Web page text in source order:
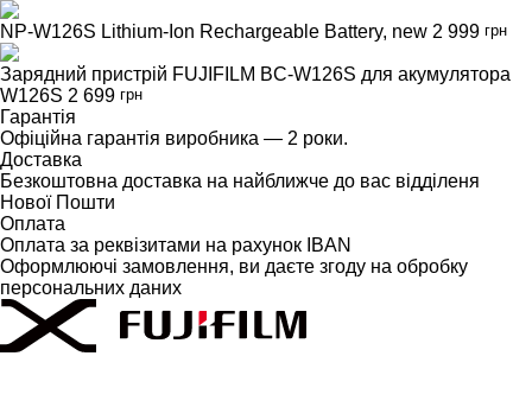
NP-W126S Lithium-Ion Rechargeable Battery, new 2 999 грн
Зарядний пристрій FUJIFILM BC-W126S для акумулятора
W126S 2 699 грн
Гарантія
Офіційна гарантія виробника — 2 роки.
Доставка
Безкоштовна доставка на найближче до вас відділеня
Нової Пошти
Оплата
Оплата за реквізитами на рахунок IBAN
Оформлюючі замовлення, ви даєте згоду на обробку
персональних даних